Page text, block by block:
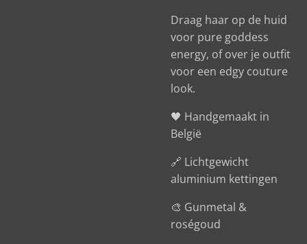
Draag haar op de huid
voor pure goddess
energy, of over je outfit
voor een edgy couture
look.
🖤 Handgemaakt in
België
🔗 Lichtgewicht
aluminium kettingen
🎨 Gunmetal &
roségoud